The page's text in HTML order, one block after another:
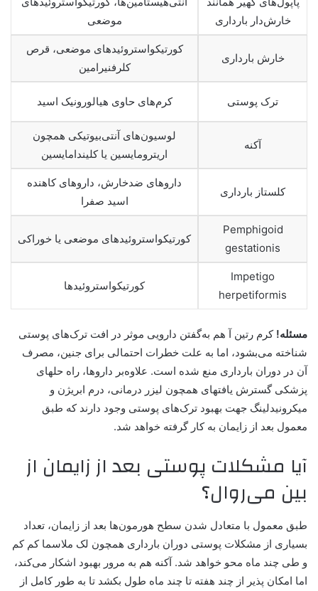
خارش‌دار بارداری
موضعی
خارش بارداری
کورتیکواستروئیدهای موضعی، قرص‌
کلرفنیرامین
ترک پوستی کرم‌‌های حاوی هیالورونیک اسید
آکنه
لوسیون‌های آنتی‌بیوتیکی همچون
اریترومایسین یا کلیندامایسین
کلستاز بارداری
داروهای ضدخارش، داروهای کاهنده
اسید صفرا
Pemphigoid
gestationis
کورتیکواستروئیدهای موضعی یا خوراکی
Impetigo
herpetiformis
کورتیکواستروئیدها
مسئله! کرم رتین آ هم به‌گفتن دارویی موثر در افت ترک‌های پوستی
شناخته می‌بشود، اما به علت خطرات احتمالی برای جنین، مصرف
آن در دوران بارداری منع شده است. علاوه‌بر داروها، راه حلهای
پزشکی گسترش یافتهای همچون لیزر درمانی، درم ابریژن و
میکرونیدلینگ جهت بهبود ترک‌های پوستی وجود دارند که طبق
معمول بعد از زایمان به کار گرفته خواهد شد.
آیا مشکلات پوستی بعد از زایمان از
بین می‌روال؟
طبق معمول با متعادل شدن سطح هورمون‌ها بعد از زایمان، تعداد
بسیاری از مشکلات پوستی دوران بارداری همچون لک ملاسما کم کم
و طی چند ماه محو خواهد شد. آکنه هم به مرور بهبود اشکار می‌کند،
اما امکان پذیر از چند هفته تا چند ماه طول بکشد تا به طور کامل از